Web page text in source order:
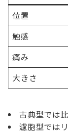
位置
触感
痛み
大きさ
古典型では
濾胞型では